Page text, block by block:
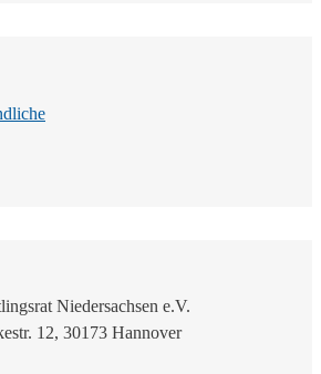
Niedersachsen e.V.
12, 30173 Hannover